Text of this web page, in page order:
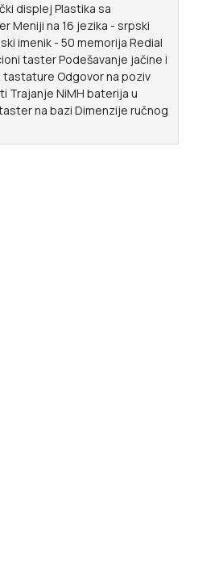
displej Plastika sa
Meniji na 16 jezika - srpski
imenik - 50 memorija Redial
taster Podešavanje jačine i
Odgovor na poziv
Trajanje NiMH baterija u
na bazi Dimenzije ručnog